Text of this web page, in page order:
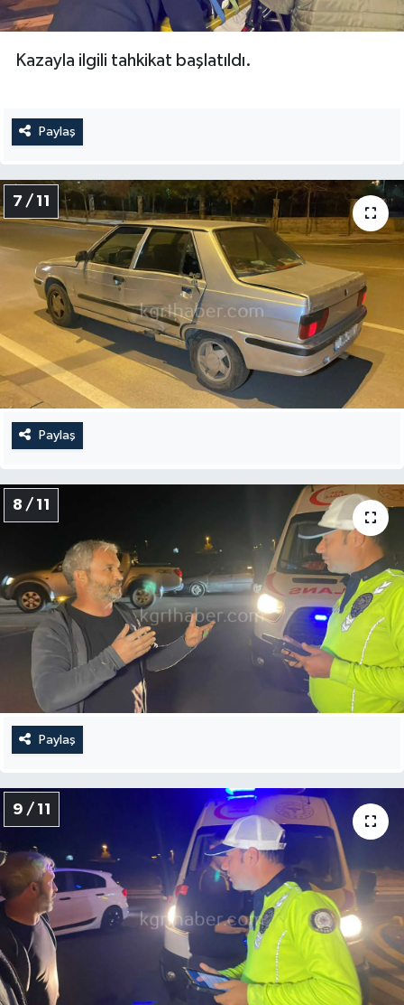
Kazayla ilgili tahkikat başlatıldı.
Paylaş
7 / 11
Paylaş
8 / 11
Paylaş
9 / 11